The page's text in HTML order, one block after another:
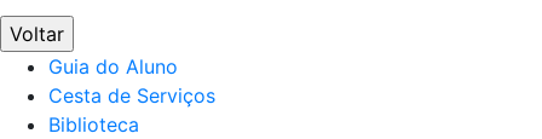
Voltar
Guia do Aluno
Cesta de Serviços
Biblioteca